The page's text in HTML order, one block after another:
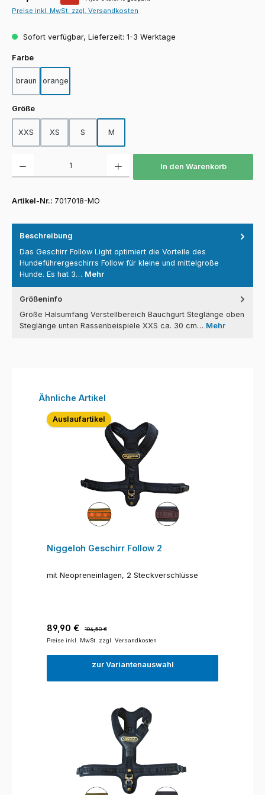
Preise inkl. MwSt. zzgl. Versandkosten
Sofort verfügbar, Lieferzeit: 1-3 Werktage
Farbeauswählen
braun orange
Größeauswählen
XXS XS S M
In den Warenkorb
Artikel-Nr.: 7017018-MO
Beschreibung
Das Geschirr Follow Light optimiert die Vorteile des
Hundeführergeschirrs Follow für kleine und mittelgroße
Hunde. Es hat 3… Mehr
Größeninfo
Größe Halsumfang Verstellbereich Bauchgurt Steglänge oben
Steglänge unten Rassenbeispiele XXS ca. 30 cm… Mehr
Produktgalerie überspringen
Ähnliche Artikel
Auslaufartikel
Niggeloh Geschirr Follow 2
mit Neopreneinlagen, 2 Steckverschlüsse
Verkaufspreis:
89,90 €
104,50 €
Preise inkl. MwSt. zzgl. Versandkosten
zur Variantenauswahl